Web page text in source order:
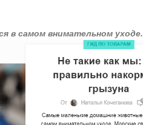
в самом внимательном уходе.